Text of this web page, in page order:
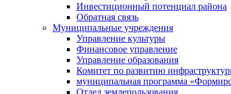
Инвестиционный потенциал района
Обратная связь
Муниципальные учреждения
Управление культуры
Финансовое управление
Управление образования
Комитет по развитию
муниципальная программа